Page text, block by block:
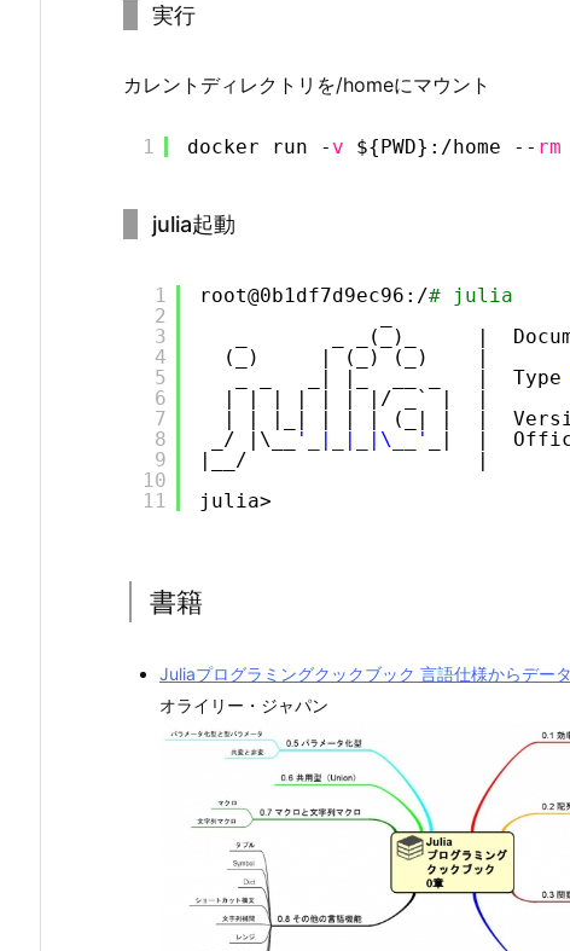
実行
カレントディレクトリを/homeにマウント
1 docker run - v ${PWD}: /home -- rm
julia起動
1
2
3
4
5
6
7
8
9
10
11
root@0b1df7d9ec96:/# julia
_       _ _(_)_     |
(_)     | (_) (_)    |
_ _   _| |_  __ _   |  Type
| | | | | | |/ _` |  |
| | |_| | | | (_| |  |
_/ |\__
'_|_|_|\__' _|  |
|__/                   |
julia>
書籍
Juliaプログラミングクックブック 言語仕様からデー
オライリー・ジャパン